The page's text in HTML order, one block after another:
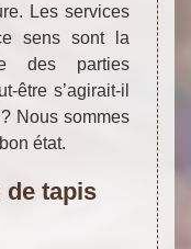
Les services
sens sont la
des parties
être s’agirait-il
Nous sommes
état.
de tapis